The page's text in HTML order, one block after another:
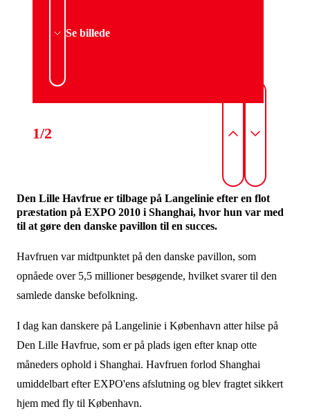
Se billede
1/2
Den Lille Havfrue er tilbage på Langelinie efter en flot
præstation på EXPO 2010 i Shanghai, hvor hun var med
til at gøre den danske pavillon til en succes.
Havfruen var midtpunktet på den danske pavillon, som
opnåede over 5,5 millioner besøgende, hvilket svarer til den
samlede danske befolkning.
I dag kan danskere på Langelinie i København atter hilse på
Den Lille Havfrue, som er på plads igen efter knap otte
måneders ophold i Shanghai. Havfruen forlod Shanghai
umiddelbart efter EXPO'ens afslutning og blev fragtet sikkert
hjem med fly til København.